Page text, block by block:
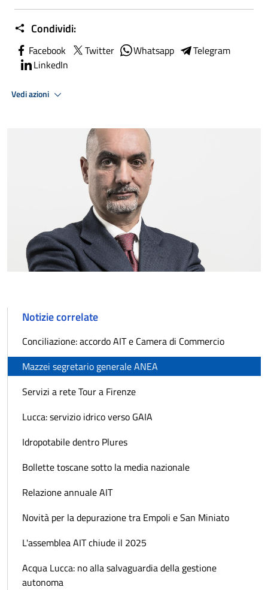
Condividi:
Facebook Twitter Whatsapp
Telegram
LinkedIn
Vedi azioni
Notizie correlate
Conciliazione: accordo AIT e Camera di Commercio
Mazzei segretario generale ANEA
Servizi a rete Tour a Firenze
Lucca: servizio idrico verso GAIA
Idropotabile dentro Plures
Bollette toscane sotto la media nazionale
Relazione annuale AIT
Novità per la depurazione tra Empoli e San Miniato
L'assemblea AIT chiude il 2025
Acqua Lucca: no alla salvaguardia della gestione
autonoma